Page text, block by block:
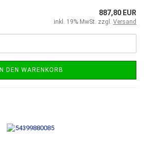
887,80 EUR
inkl. 19% MwSt. zzgl. Versand
IN DEN WARENKORB